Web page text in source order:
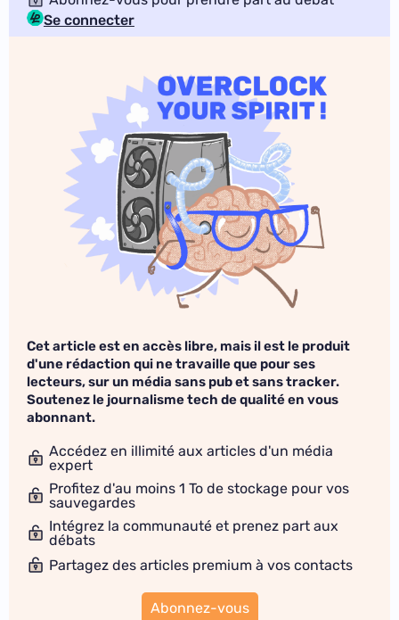
Se connecter
Cet article est en accès libre, mais il est le produit
d'une rédaction qui ne travaille que pour ses
lecteurs, sur un média sans pub et sans tracker.
Soutenez le journalisme tech de qualité en vous
abonnant.
Accédez en illimité aux articles d'un média
expert
Profitez d'au moins 1 To de stockage pour vos
sauvegardes
Intégrez la communauté et prenez part aux
débats
Partagez des articles premium à vos contacts
Abonnez-vous